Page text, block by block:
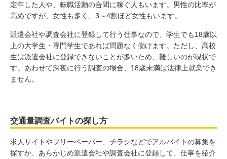
定年した人や、転職活動の合間に稼ぐ人もいます。男性の比率が
高めですが、女性も多く、3～4割ほど女性もいます。
派遣会社や調査会社に登録して行う仕事なので、学生でも18歳以
上の大学生・専門学生であれば問題なく働けます。ただし、高校
生は派遣会社に登録できないことが多いため、難しいのが現状で
す。あわせて深夜に行う調査の場合、18歳未満は法律上就業でき
ません。
交通量調査バイトの探し方
求人サイトやフリーペーパー、チラシなどでアルバイトの募集を
探すか、あらかじめ派遣会社や調査会社に登録して、仕事を紹介